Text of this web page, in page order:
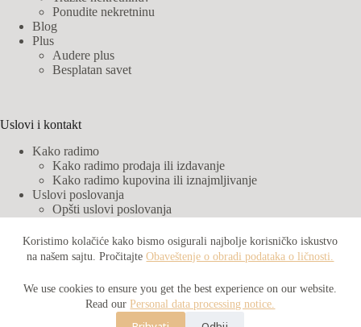
Koristimo kolačiće kako bismo osigurali najbolje korisničko iskustvo
na našem sajtu. PročitajteObaveštenje o obradi podataka o ličnosti.
We use cookies to ensure you get the best experience on our website.
Read ourPersonal data processing notice.
Ponudite nekretninu
Blog
Plus
Audere plus
Besplatan savet
Uslovi i kontakt
Kako radimo
Kako radimo prodaja ili izdavanje
Kako radimo kupovina ili iznajmljivanje
Uslovi poslovanja
Opšti uslovi poslovanja
Obaveštenje o obradi podataka o ličnosti
Audere partneri
© Agencija za nekretnine Audere | Sva prava zadržana